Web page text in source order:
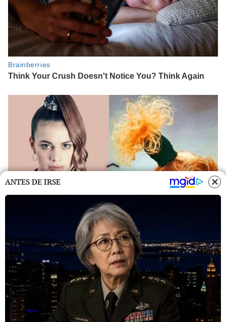
ANTES DE IRSE